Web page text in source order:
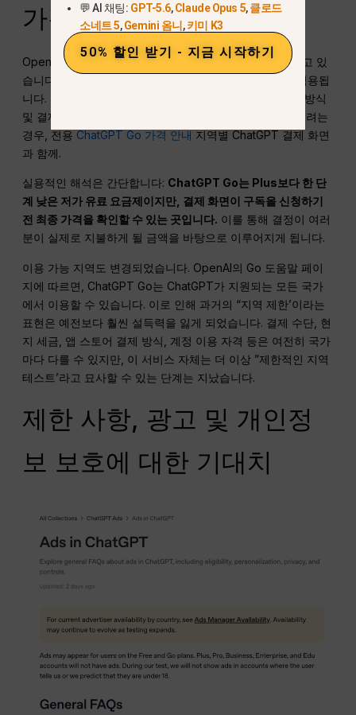
가격 및 구입 정보
OpenAI의 Go 출시 발표
미국 가격을 다음과 같이 명시하고 있
습니다.
, 일부 시장에서는 현지화 된 가격이 적용됩
니다. 표시되는 정확한 금액은 국가, 세금, 앱 스토어 결제 방식
및 결제 경로에 따라 달라질 수 있습니다. 가격만 확인하시려는
경우, 전용 ChatGPT Go 가격 안내 지역별 ChatGPT 결제 화면
과 함께.
실용적인 해석은 간단합니다: ChatGPT Go는 Plus보다 한 단
계 낮은 저가 유료 요금제이지만, 결제 화면이 구독을 신청하기
전 최종 가격을 확인할 수 있는 곳입니다. 이를 통해 결정이 여러
분이 실제로 지불하게 될 금액을 바탕으로 이루어지게 됩니다.
이용 가능 지역도 변경되었습니다. OpenAI의 Go 도움말 페이
지에 따르면, ChatGPT Go는 ChatGPT가 지원되는 모든 국가
에서 이용할 수 있습니다. 이로 인해 과거의 “지역 제한’이라는
표현은 예전보다 훨씬 설득력을 잃게 되었습니다. 결제 수단, 현
지 세금, 앱 스토어 결제 방식, 계정 이용 자격 등은 여전히 국가
마다 다를 수 있지만, 이 서비스 자체는 더 이상 ”제한적인 지역
테스트’라고 묘사할 수 있는 단계는 지났습니다.
제한 사항, 광고 및 개인정
보 보호에 대한 기대치
💬 AI 채팅: GPT-5.6,Claude Opus 5,클로드
소네트 5,Gemini 옴니 ,키미 K3
50% 할인 받기 - 지금 시작하기